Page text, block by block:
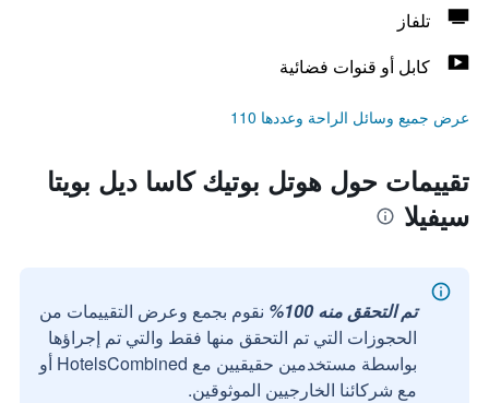
تلفاز
كابل أو قنوات فضائية
عرض جميع وسائل الراحة وعددها 110
تقييمات حول هوتل بوتيك كاسا ديل بويتا
سيفيلا
تم التحقق منه 100%
نقوم بجمع وعرض التقييمات من
الحجوزات التي تم التحقق منها فقط والتي تم إجراؤها
بواسطة مستخدمين حقيقيين مع HotelsCombined أو
مع شركائنا الخارجيين الموثوقين.